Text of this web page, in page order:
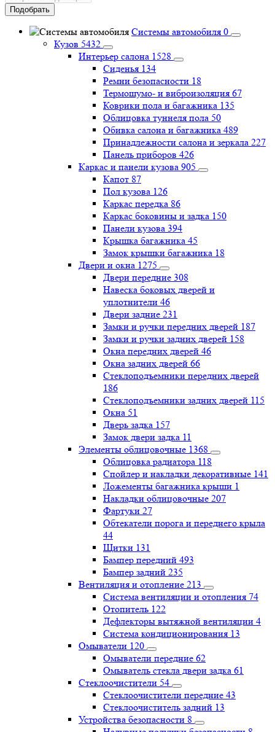
Подобрать
Системы автомобиля 0
Кузов 5432
Интерьер салона 1528
Сиденья 134
Ремни безопасности 18
Термошумо- и виброизоляция 67
Коврики пола и багажника 135
Облицовка туннеля пола 50
Обивка салона и багажника 489
Принадлежности салона и зеркала 227
Панель приборов 426
Каркас и панели кузова 905
Капот 87
Пол кузова 126
Каркас передка 86
Каркас боковины и задка 150
Панели кузова 394
Крышка багажника 45
Замок крышки багажника 18
Двери и окна 1275
Двери передние 308
Навеска боковых дверей и
уплотнители 46
Двери задние 231
Замки и ручки передних дверей 187
Замки и ручки задних дверей 158
Окна передних дверей 46
Окна задних дверей 66
Стеклоподъемники передних дверей
186
Стеклоподъемники задних дверей 115
Окна 51
Дверь задка 157
Замок двери задка 11
Элементы облицовочные 1368
Облицовка радиатора 118
Спойлер и накладки декоративные 141
Ложементы багажника крыши 1
Накладки облицовочные 207
Фартуки 27
Обтекатели порога и переднего крыла
44
Щитки 131
Бампер передний 493
Бампер задний 235
Вентиляция и отопление 213
Система вентиляции и отопления 74
Отопитель 122
Дефлекторы вытяжной вентиляции 4
Система кондиционирования 13
Омыватели 120
Омыватели передние 62
Омыватель стекла двери задка 61
Стеклоочистители 54
Стеклоочистители передние 43
Стеклоочиститель задний 13
Устройства безопасности 8